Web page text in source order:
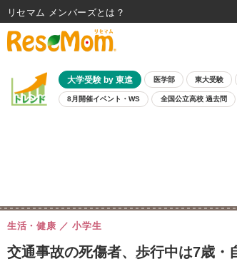
大学受験 by 東進 医学部 東大受験
8月開催イベント・WS 全国公立高校 過去問
交通事故の死傷者、歩行中は7歳
生活・健康 小学生
リセマム メンバーズ